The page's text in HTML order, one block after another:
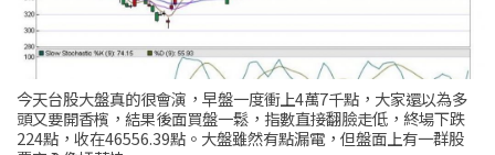
今天台股大盤真的很會演，早盤一度衝上4萬7千點，大家還以為多
頭又要開香檳，結果後面買盤一鬆，指數直接翻臉走低，終場下跌
224點，收在46556.39點。大盤雖然有點漏電，但盤面上有一群股